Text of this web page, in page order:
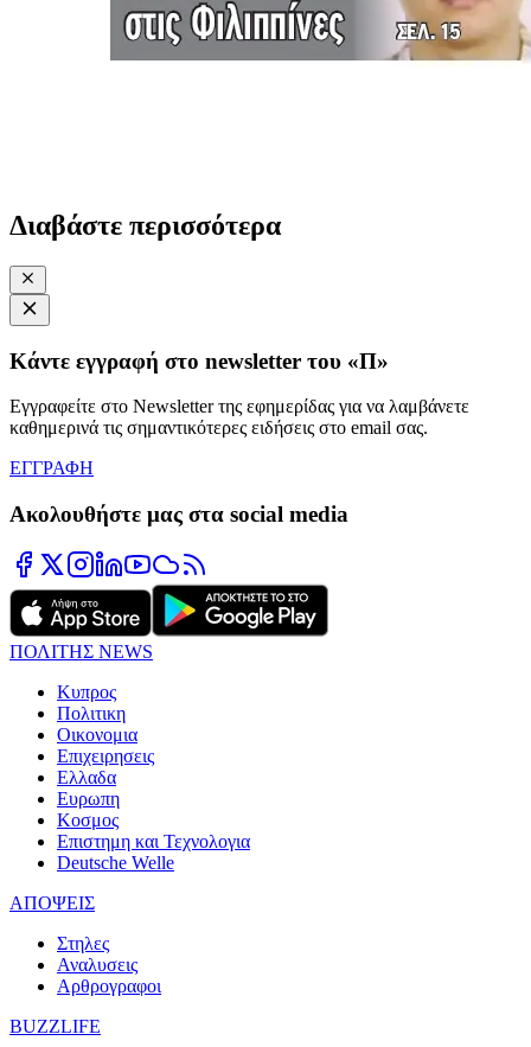
Διαβάστε περισσότερα
Κάντε εγγραφή στο newsletter του «Π»
Εγγραφείτε στο Newsletter της εφημερίδας για να λαμβάνετε
καθημερινά τις σημαντικότερες ειδήσεις στο email σας.
ΕΓΓΡΑΦΗ
Ακολουθήστε μας στα social media
ΠΟΛΙΤΗΣ NEWS
Κυπρος
Πολιτικη
Οικονομια
Επιχειρησεις
Ελλαδα
Ευρωπη
Κοσμος
Επιστημη και Τεχνολογια
Deutsche Welle
ΑΠΟΨΕΙΣ
Στηλες
Αναλυσεις
Αρθρογραφοι
BUZZLIFE